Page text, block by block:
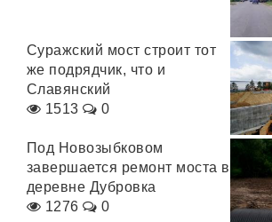
Суражский мост строит тот
же подрядчик, что и
Славянский
1513
0
Под Новозыбковом
завершается ремонт моста в
деревне Дубровка
1276
0